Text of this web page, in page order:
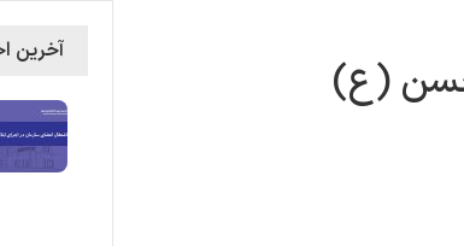
حسن (ع)
آخرین